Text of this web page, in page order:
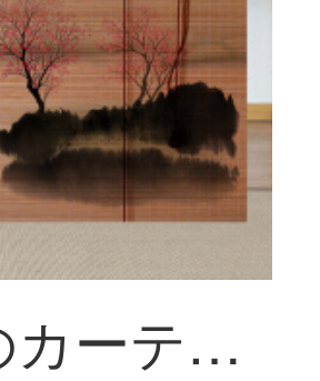
世軒プリントのカーテンカーテンカーテン玄関の背景装飾の仕切り遮光中華茶室の雰囲気A 001